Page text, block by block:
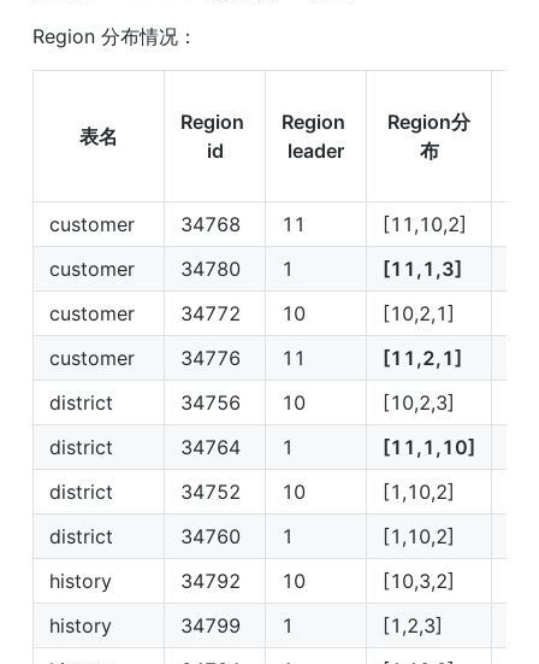
Region 分布情况：
表名
Region
id
Region
leader
Region分
布
customer
34768 11 [11,10,2]
customer
34780 1 [11,1,3]
customer
34772 10 [10,2,1]
customer
34776 11 [11,2,1]
district
34756 10 [10,2,3]
district
34764 1 [11,1,10]
district
34752 10 [1,10,2]
district
34760 1 [1,10,2]
history
34792 10 [10,3,2]
history
34799 1 [1,2,3]